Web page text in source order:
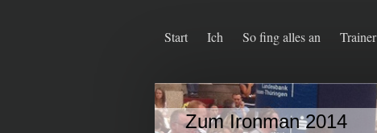
Start Ich So fing alles an Trainer
Zum Ironman 2014